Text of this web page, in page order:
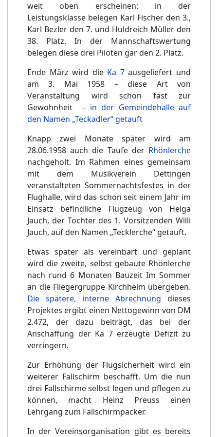
weit oben erscheinen: in der
Leistungsklasse belegen Karl Fischer den 3.,
Karl Bezler den 7. und Huldreich Müller den
38. Platz. In der Mannschaftswertung
belegen diese drei Piloten gar den 2. Platz.
Ende März wird die Ka 7ausgeliefert und
am 3. Mai 1958 – diese Art von
Veranstaltung wird schon fast zur
Gewohnheit – in der Gemeindehalle auf
den Namen „Teckadler“ getauft
Knapp zwei Monate später wird am
28.06.1958 auch die Taufe der Rhönlerche
nachgeholt. Im Rahmen eines gemeinsam
mit dem Musikverein Dettingen
veranstalteten Sommernachtsfestes in der
Flughalle, wird das schon seit einem Jahr im
Einsatz befindliche Flugzeug von Helga
Jauch, der Tochter des 1. Vorsitzenden Willi
Jauch, auf den Namen „Tecklerche“ getauft.
Etwas später als vereinbart und geplant
wird die zweite, selbst gebaute Rhönlerche
nach rund 6 Monaten Bauzeit Im Sommer
an die Fliegergruppe Kirchheim übergeben.
Die spätere, interne Abrechnung dieses
Projektes ergibt einen Nettogewinn von DM
2.472, der dazu beiträgt, das bei der
Anschaffung der Ka 7 erzeugte Defizit zu
verringern.
Zur Erhöhung der Flugsicherheit wird ein
weiterer Fallschirm beschafft. Um die nun
drei Fallschirme selbst legen und pflegen zu
können, macht Heinz Preuss einen
Lehrgang zum Fallschirmpacker.
In der Vereinsorganisation gibt es bereits